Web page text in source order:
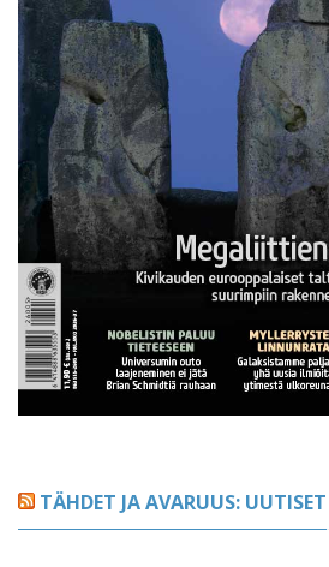
TÄHDET JA AVARUUS: UUTISET